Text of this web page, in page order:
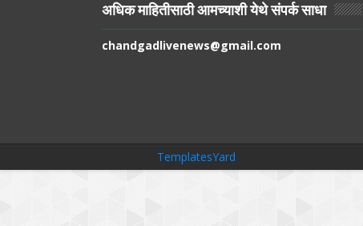
अधिक माहितीसाठी आमच्याशी येथे संपर्क साधा
chandgadlivenews@gmail.com